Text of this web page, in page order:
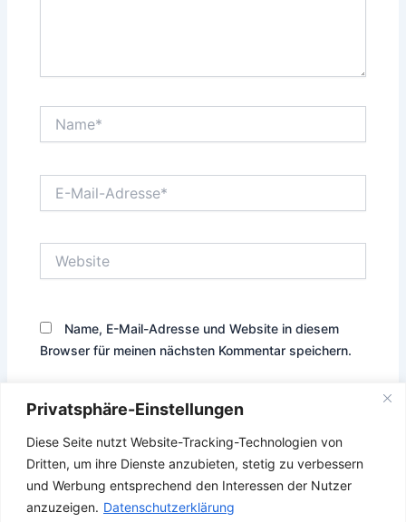
Privatsphäre-Einstellungen
Diese Seite nutzt Website-Tracking-Technologien von
Dritten, um ihre Dienste anzubieten, stetig zu verbessern
und Werbung entsprechend den Interessen der Nutzer
anzuzeigen. Datenschutzerklärung
Mail-
Name, E-Mail-Adresse und Website in diesem
Browser für meinen nächsten Kommentar speichern.
Diese Website verwendet Akismet, um Spam zu reduzieren.
Erfahre, wie deine Kommentardaten verarbeitet werden.